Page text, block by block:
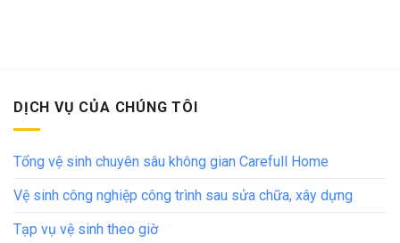
DỊCH VỤ CỦA CHÚNG TÔI
Tổng vệ sinh chuyên sâu không gian Carefull Home
Vệ sinh công nghiệp công trình sau sửa chữa, xây dựng
Tạp vụ vệ sinh theo giờ